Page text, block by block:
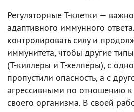
Регуляторные Т-клетки —
адаптивного иммунного
контролировать силу и
иммунитета, чтобы другие
(Т-киллеры и Т-хелперы), с
пропустили опасность, а с
агрессивными по отношению
своего организма. В своей